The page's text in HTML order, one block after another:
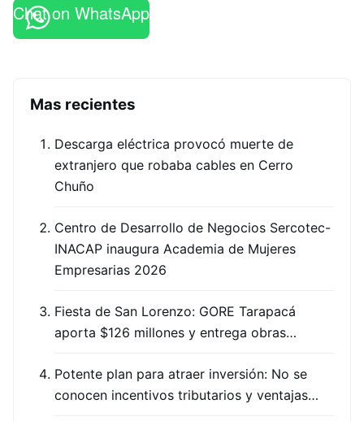
Chat on WhatsApp
Mas recientes
Descarga eléctrica provocó muerte de
extranjero que robaba cables en Cerro
Chuño
Centro de Desarrollo de Negocios Sercotec-
INACAP inaugura Academia de Mujeres
Empresarias 2026
Fiesta de San Lorenzo: GORE Tarapacá
aporta $126 millones y entrega obras…
Potente plan para atraer inversión: No se
conocen incentivos tributarios y ventajas…